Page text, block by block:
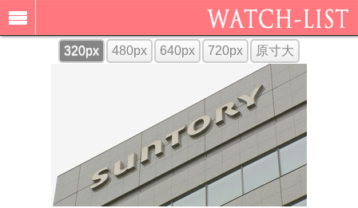
320px 480px 640px 720px 原寸大